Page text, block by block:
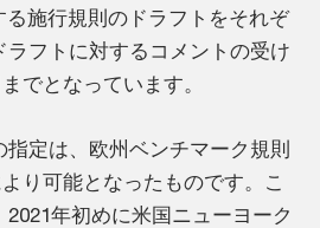
る施行規則のドラフトをそれぞ
フトに対するコメントの受け
でとなっています。
定は、欧州ベンチマーク規則
より可能となったものです。こ
年初めに米国ニューヨーク